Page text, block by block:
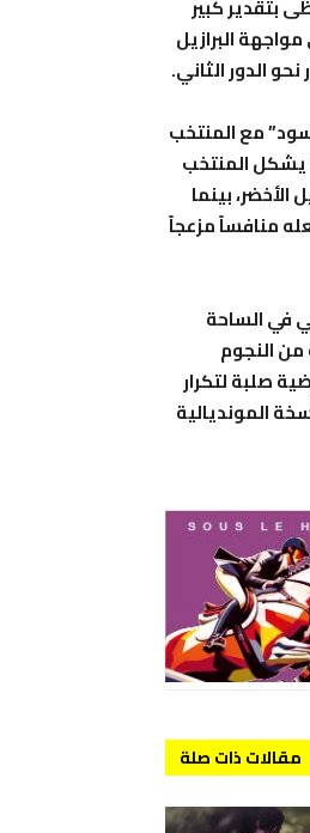
بتقدير كبير
البرازيل
الدور الثاني.
مع المنتخب
يشكل المنتخب
بينما
منافساً مزعجاً
في الساحة
من النجوم
صلبة لتكرار
المونديالية
مقالات ذات صلة